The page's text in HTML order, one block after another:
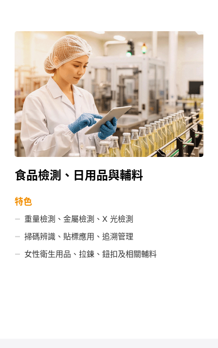
食品檢測、日用品與輔料
特色
重量檢測、金屬檢測、X 光檢測
掃碼辨識、貼標應用、追溯管理
女性衛生用品、拉鍊、鈕扣及相關輔料